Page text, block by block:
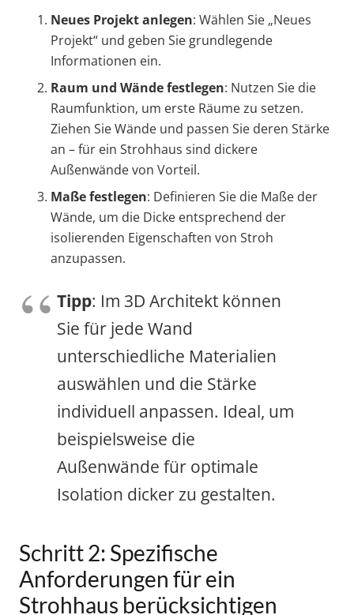
Neues Projekt anlegen: Wählen Sie „Neues
Projekt“ und geben Sie grundlegende
Informationen ein.
Raum und Wände festlegen: Nutzen Sie die
Raumfunktion, um erste Räume zu setzen.
Ziehen Sie Wände und passen Sie deren Stärke
an – für ein Strohhaus sind dickere
Außenwände von Vorteil.
Maße festlegen: Definieren Sie die Maße der
Wände, um die Dicke entsprechend der
isolierenden Eigenschaften von Stroh
anzupassen.
Tipp: Im 3D Architekt können
Sie für jede Wand
unterschiedliche Materialien
auswählen und die Stärke
individuell anpassen. Ideal, um
beispielsweise die
Außenwände für optimale
Isolation dicker zu gestalten.
Schritt 2: Spezifische
Anforderungen für ein
Strohhaus berücksichtigen